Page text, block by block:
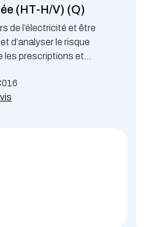
(HT-H/V) (Q)
de l’électricité et être
d’analyser le risque
les prescriptions et
et savoir les mettre en
la formation est conforme à